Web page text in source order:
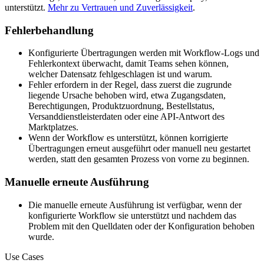
unterstützt. Mehr zu Vertrauen und Zuverlässigkeit.
Fehlerbehandlung
Konfigurierte Übertragungen werden mit Workflow-Logs und
Fehlerkontext überwacht, damit Teams sehen können,
welcher Datensatz fehlgeschlagen ist und warum.
Fehler erfordern in der Regel, dass zuerst die zugrunde
liegende Ursache behoben wird, etwa Zugangsdaten,
Berechtigungen, Produktzuordnung, Bestellstatus,
Versanddienstleisterdaten oder eine API-Antwort des
Marktplatzes.
Wenn der Workflow es unterstützt, können korrigierte
Übertragungen erneut ausgeführt oder manuell neu gestartet
werden, statt den gesamten Prozess von vorne zu beginnen.
Manuelle erneute Ausführung
Die manuelle erneute Ausführung ist verfügbar, wenn der
konfigurierte Workflow sie unterstützt und nachdem das
Problem mit den Quelldaten oder der Konfiguration behoben
wurde.
Use Cases